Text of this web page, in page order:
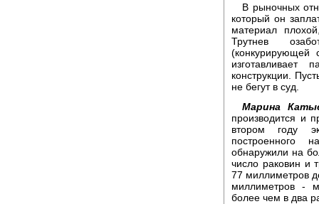
В рыночных
который он
материал
Трутнев
(конкурирующей
изготавливает
конструкции.
не бегут в суд.
Марина
производится и
втором году
построенного
обнаружили на
число раковин и
77 миллиметров
миллиметров -
более чем в два